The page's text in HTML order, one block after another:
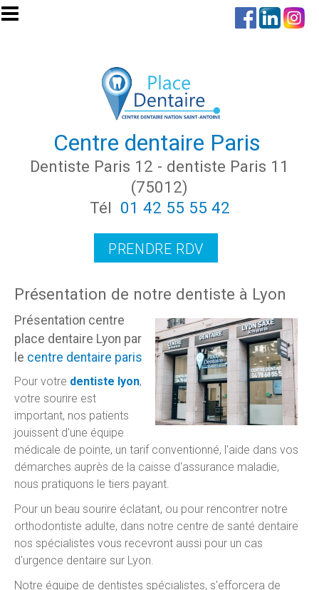
Aller au contenu principal
Centre dentaire Paris
Dentiste Paris 12 - dentiste Paris 11
(75012)
Tél 01 42 55 55 42
PRENDRE RDV
Présentation de notre dentiste à Lyon
Présentation centre
place dentaire Lyon par
le centre dentaire paris
Pour votre dentiste lyon,
votre sourire est
important, nos patients
jouissent d'une équipe
médicale de pointe, un tarif conventionné, l'aide dans vos
démarches auprès de la caisse d'assurance maladie,
nous pratiquons le tiers payant.
Pour un beau sourire éclatant, ou pour rencontrer notre
orthodontiste adulte, dans notre centre de santé dentaire
nos spécialistes vous recevront aussi pour un cas
d'urgence dentaire sur Lyon.
Notre équipe de dentistes spécialistes, s'efforcera de